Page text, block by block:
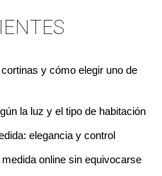
y cómo elegir uno de
la luz y el tipo de habitación
elegancia y control
online sin equivocarse